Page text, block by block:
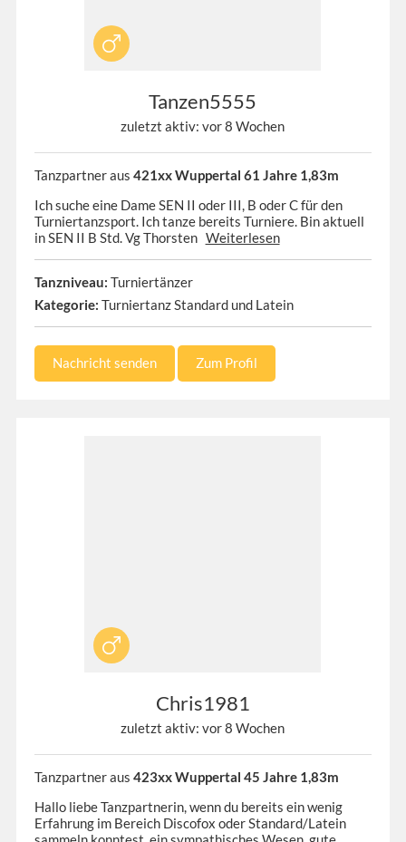
Tanzen5555
zuletzt aktiv: vor 8 Wochen
Tanzpartner aus 421xx Wuppertal 61 Jahre 1,83m
Ich suche eine Dame SEN II oder III, B oder C für den
Turniertanzsport. Ich tanze bereits Turniere. Bin aktuell
in SEN II B Std. Vg Thorsten Weiterlesen
Tanzniveau: Turniertänzer
Kategorie: Turniertanz Standard und Latein
Nachricht senden Zum Profil
Chris1981
zuletzt aktiv: vor 8 Wochen
Tanzpartner aus 423xx Wuppertal 45 Jahre 1,83m
Hallo liebe Tanzpartnerin, wenn du bereits ein wenig
Erfahrung im Bereich Discofox oder Standard/Latein